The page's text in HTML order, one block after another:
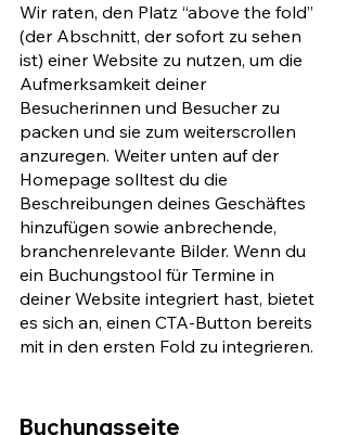
Wir raten, den Platz “above the fold”
(der Abschnitt, der sofort zu sehen
ist) einer Website zu nutzen, um die
Aufmerksamkeit deiner
Besucherinnen und Besucher zu
packen und sie zum weiterscrollen
anzuregen. Weiter unten auf der
Homepage solltest du die
Beschreibungen deines Geschäftes
hinzufügen sowie anbrechende,
branchenrelevante Bilder. Wenn du
ein Buchungstool für Termine in
deiner Website integriert hast, bietet
es sich an, einen CTA-Button bereits
mit in den ersten Fold zu integrieren.
Buchungsseite